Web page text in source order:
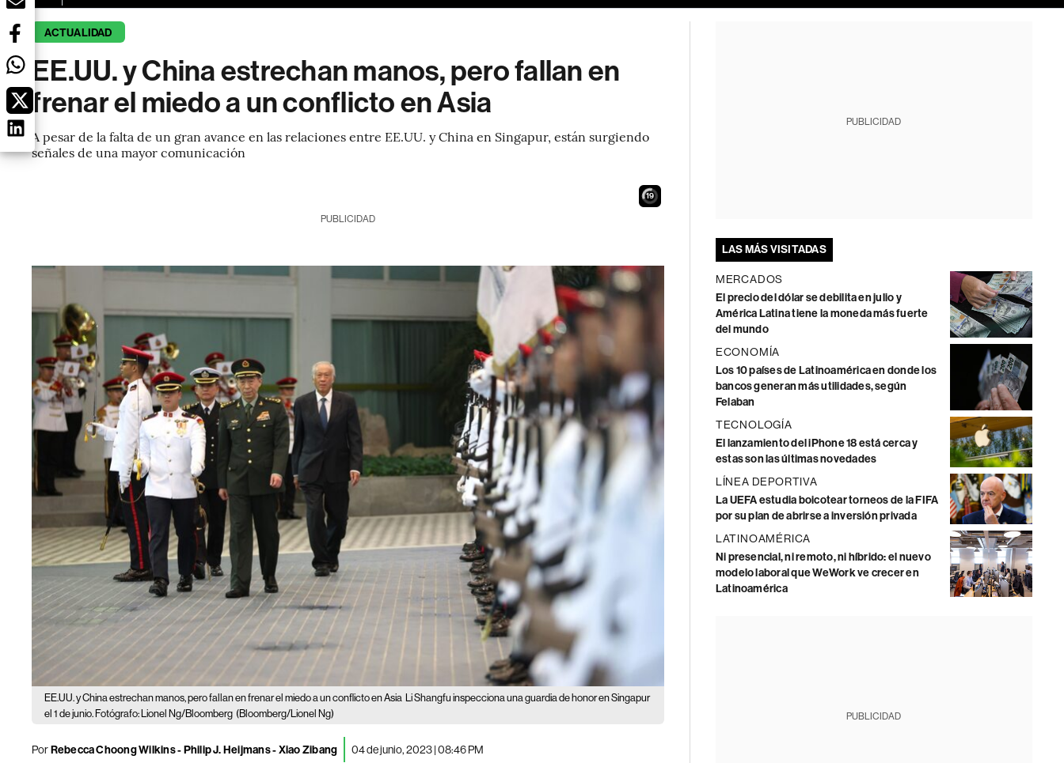
ACTUALIDAD
EE.UU. y China estrechan manos, pero fallan en
frenar el miedo a un conflicto en Asia
A pesar de la falta de un gran avance en las relaciones entre EE.UU. y China en Singapur, están surgiendo
señales de una mayor comunicación
18
PUBLICIDAD
EE.UU. y China estrechan manos, pero fallan en frenar el miedo a un conflicto en Asia Li Shangfu inspecciona una guardia de honor en Singapur
el 1 de junio. Fotógrafo: Lionel Ng/Bloomberg (Bloomberg/Lionel Ng)
PorRebecca Choong Wilkins - Philip J. Heijmans - Xiao Zibang 04 de junio, 2023 | 08:46 PM
PUBLICIDAD
LAS MÁS VISITADAS
MERCADOS
El precio del dólar se debilita en julio y
América Latina tiene la moneda más fuerte
del mundo
ECONOMÍA
Los 10 países de Latinoamérica en donde los
bancos generan más utilidades, según
Felaban
TECNOLOGÍA
El lanzamiento del iPhone 18 está cerca y
estas son las últimas novedades
LÍNEA DEPORTIVA
La UEFA estudia boicotear torneos de la FIFA
por su plan de abrirse a inversión privada
LATINOAMÉRICA
Ni presencial, ni remoto, ni híbrido: el nuevo
modelo laboral que WeWork ve crecer en
Latinoamérica
PUBLICIDAD